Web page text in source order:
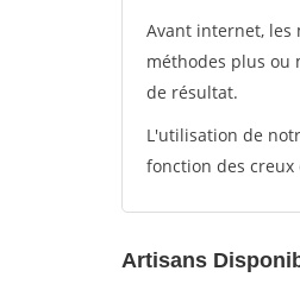
Avant internet, les
méthodes plus ou
de résultat.
L'utilisation de
fonction des
Artisans